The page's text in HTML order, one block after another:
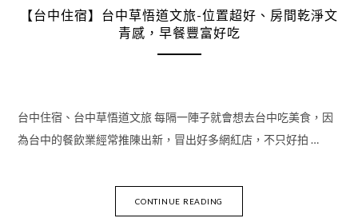
【台中住宿】台中草悟道文旅-位置超好、房間乾淨文
青感，早餐豐富好吃
台中住宿、台中草悟道文旅 每隔一陣子就會想去台中吃美食，因
為台中的餐飲業經常推陳出新，冒出好多網紅店，不只好拍 …
CONTINUE READING